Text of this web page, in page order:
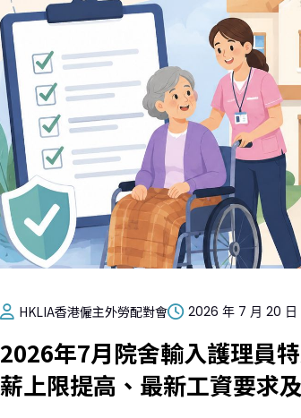
HKLIA香港僱主外勞配對會 2026 年 7 月 20 日
2026年7月院舍輸入護理員
薪上限提高、最新工資要求